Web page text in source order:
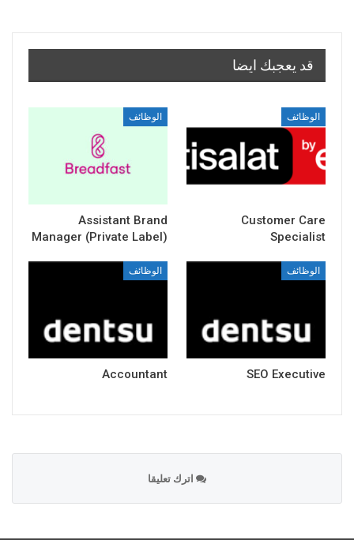
قد يعجبك ايضا
الوظائف
Customer Care
Specialist
الوظائف
Assistant Brand
Manager (Private Label)
الوظائف
SEO Executive
الوظائف
Accountant
اترك تعليقا